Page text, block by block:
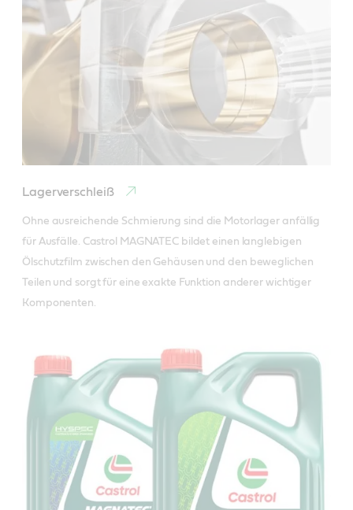
Lagerverschleiß
Ohne ausreichende Schmierung sind die Motorlager anfällig
für Ausfälle. Castrol MAGNATEC bildet einen langlebigen
Ölschutzfilm zwischen den Gehäusen und den beweglichen
Teilen und sorgt für eine exakte Funktion anderer wichtiger